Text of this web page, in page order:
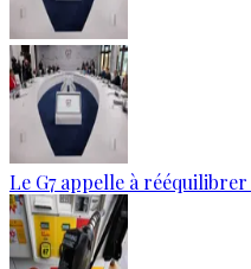
Le G7 appelle à